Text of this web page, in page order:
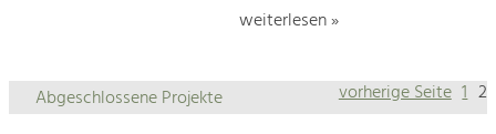
weiterlesen »
vorherige Seite 1 2
Abgeschlossene Projekte